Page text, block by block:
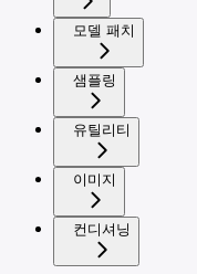
모델 패치
샘플링
유틸리티
이미지
컨디셔닝